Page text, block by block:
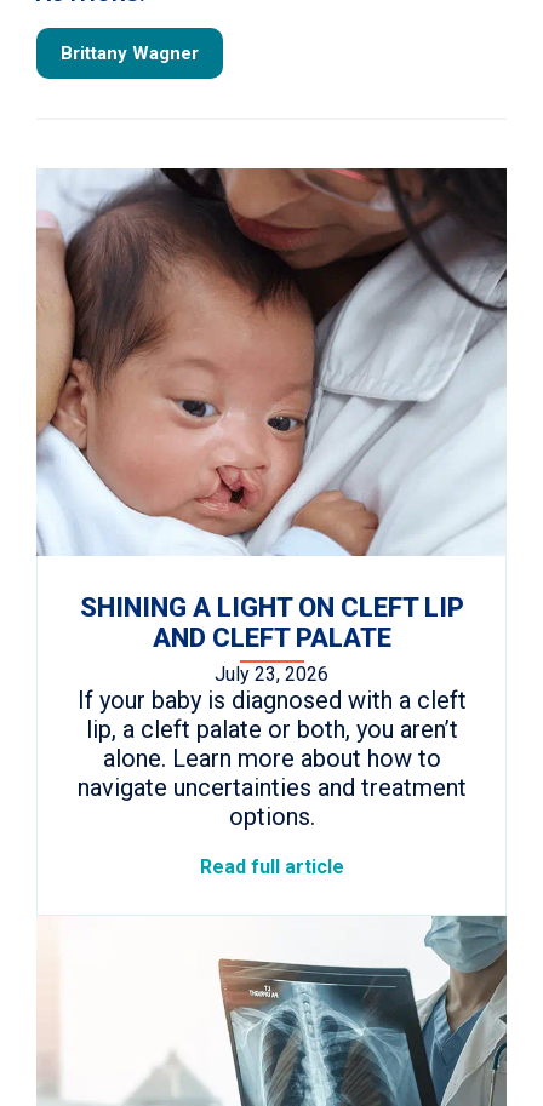
Brittany Wagner
SHINING A LIGHT ON CLEFT LIP
AND CLEFT PALATE
July 23, 2026
If your baby is diagnosed with a cleft
lip, a cleft palate or both, you aren’t
alone. Learn more about how to
navigate uncertainties and treatment
options.
Read full article